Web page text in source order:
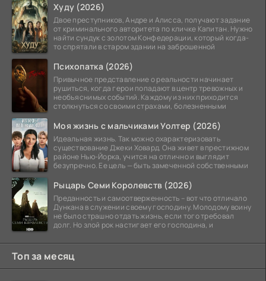
Худу (2026)
Двое преступников, Андре и Алисса, получают задание
от криминального авторитета по кличке Капитан. Нужно
найти сундук с золотом Конфедерации, который когда-
то спрятали в старом здании на заброшенной
Психопатка (2026)
Привычное представление о реальности начинает
рушиться, когда герои попадают в центр тревожных и
необъяснимых событий. Каждому из них приходится
столкнуться со своими страхами, болезненными
Моя жизнь с мальчиками Уолтер (2026)
Идеальная жизнь. Так можно охарактеризовать
существование Джеки Ховард. Она живет в престижном
районе Нью-Йорка, учится на отлично и выглядит
безупречно. Ее цель — быть замеченной собственными
Рыцарь Семи Королевств (2026)
Преданность и самоотверженность – вот что отличало
Дункана в служении своему господину. Молодому воину
не было страшно отдать жизнь, если того требовал
долг. Но злой рок настигает его господина, и
Топ за месяц